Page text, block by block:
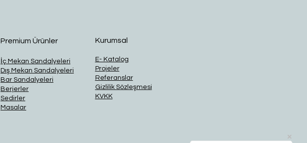
Premium Ürünler
İç Mekan Sandalyeleri
Dış Mekan Sandalyeleri
Bar Sandalyeleri
Berjerler
Sedirler
Masalar
Kurumsal
E- Katalog
Projeler
Referanslar
Gizlilik Sözleşmesi
KVKK